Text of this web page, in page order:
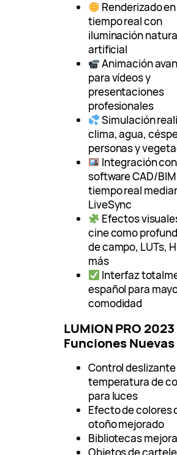
Renderizado en
tiempo real con
iluminación
artificial
Animación
para vídeos y
presentaciones
profesionales
Simulación
clima, agua,
personas y
Integración con
software CAD/
tiempo real
LiveSync
Efectos
cine como
de campo, LUTs,
más
Interfaz
español para
comodidad
LUMION PRO 2023
Funciones Nuevas
Control deslizante
temperatura de
para luces
Efecto de colores
otoño mejorado
Bibliotecas